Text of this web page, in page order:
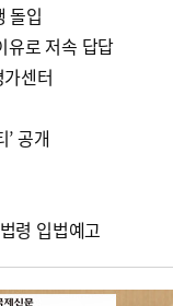
돌입
로 저속 답답
센터
공개
령 입법예고